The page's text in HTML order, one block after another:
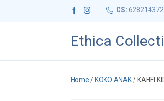
CS:
Ethica
Home / KOKO ANAK/ KAHFI